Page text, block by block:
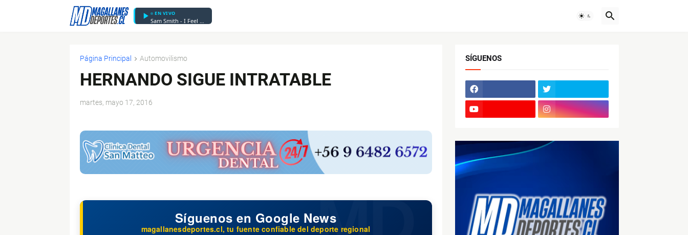
EN VIVO
Sam Smith - I Feel Love
Página Principal Automovilismo
HERNANDO SIGUE INTRATABLE
martes, mayo 17, 2016
Síguenos en Google News
magallanesdeportes.cl, tu fuente confiable del deporte regional
SÍGUENOS